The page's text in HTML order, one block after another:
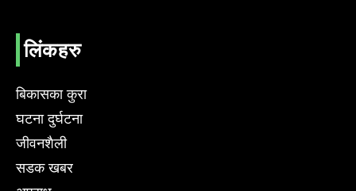
लिंकहरु
बिकासका कुरा
घटना दुर्घटना
जीवनशैली
सडक खबर